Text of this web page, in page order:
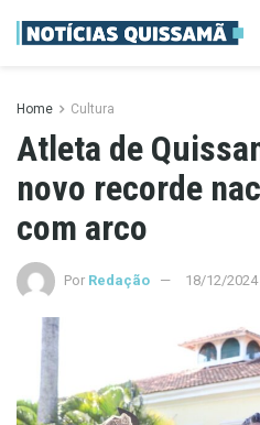
Home Cultura
Atleta de
novo recorde
com arco
Por Redação 18/12/2024